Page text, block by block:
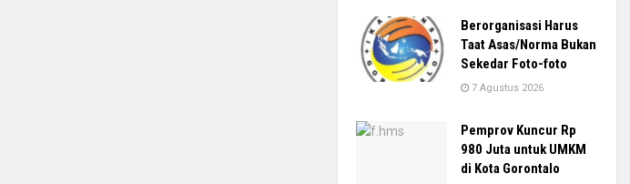
Berorganisasi Harus
Taat Asas/Norma Bukan
Sekedar Foto-foto
7 Agustus 2026
Pemprov Kuncur Rp
980 Juta untuk UMKM
di Kota Gorontalo